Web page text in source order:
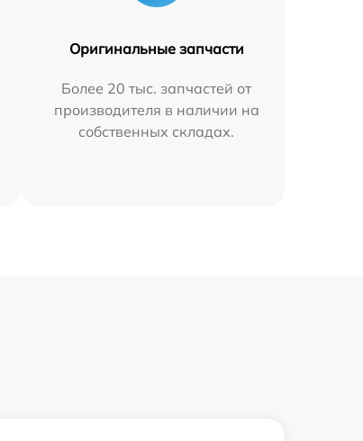
Оригинальные запчасти
Более 20 тыс. запчастей от
производителя в наличии на
собственных складах.